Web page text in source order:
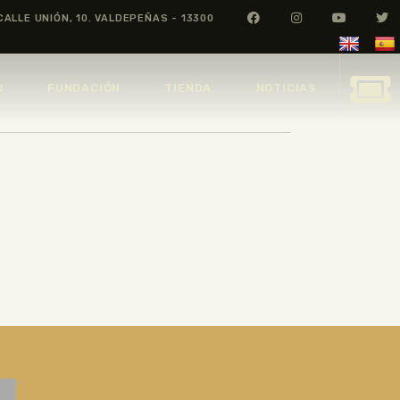
UNIÓN, 10. VALDEPEÑAS - 13300